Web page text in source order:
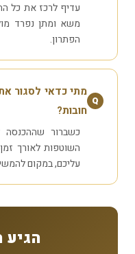
עדיף לרכז את כל
משא ומתן נפרד
הפתרון.
Q
מתי כדאי לסגור
חובות?
כשברור
השוטפות לאורך
עליכם, במקום
הגיע